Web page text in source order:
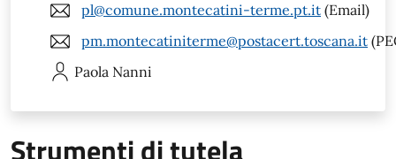
pl@comune.montecatini-terme.pt.it (Email)
pm.montecatiniterme@postacert.toscana.it
Paola Nanni
Strumenti di tutela